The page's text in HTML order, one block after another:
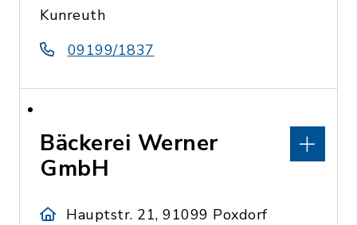
Kunreuth
09199/1837
Bäckerei Werner
GmbH
Hauptstr. 21, 91099 Poxdorf